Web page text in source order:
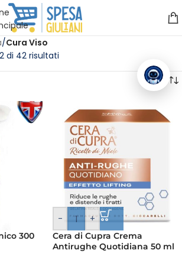
Clicca qui e ti richiamiamo noi
/Cura Viso
di 42 risultati
300
- +
Cera di Cupra Crema
Antirughe Quotidiana 50 ml